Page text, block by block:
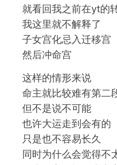
就看回我之前在yt的
我这里就不解释了
子女宫化忌入迁移宫
然后冲命宫
这样的情形来说
命主就比较难有第二
但不是说不可能
也许大运走到会有的
只是也不容易长久
同时为什么会觉得不